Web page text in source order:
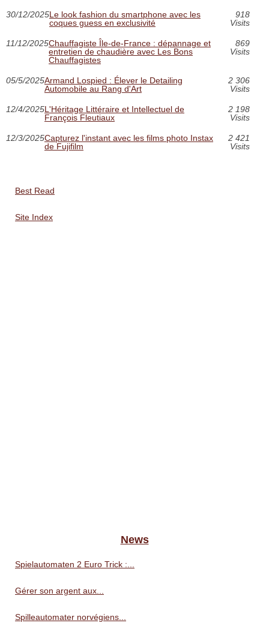
30/12/2025Le look fashion du smartphone avec les
coques guess en exclusivité
918
Visits
11/12/2025Chauffagiste Île-de-France : dépannage et
entretien de chaudière avec Les Bons
Chauffagistes
869
Visits
05/5/2025Armand Lospied : Élever le Detailing
Automobile au Rang d'Art
2 306
Visits
12/4/2025L'Héritage Littéraire et Intellectuel de
François Fleutiaux
2 198
Visits
12/3/2025Capturez l'instant avec les films photo Instax
de Fujifilm
2 421
Visits
Best Read
Site Index
News
Spielautomaten 2 Euro Trick :...
Gérer son argent aux...
Spilleautomater norvégiens...